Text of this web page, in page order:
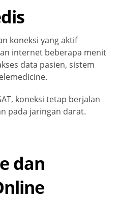
koneksi yang aktif
internet beberapa menit
data pasien, sistem
koneksi tetap berjalan
pada jaringan darat.
dan